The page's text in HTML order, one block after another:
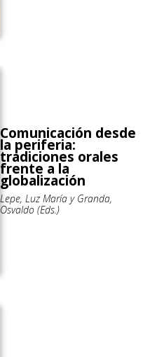
Comunicación desde
la periferia:
tradiciones orales
frente a la
globalización
Lepe, Luz María y Granda,
Osvaldo (Eds.)